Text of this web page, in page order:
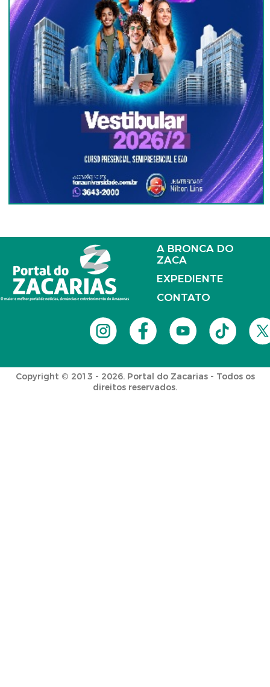
A BRONCA DO
ZACA
EXPEDIENTE
CONTATO
Copyright © 2013 - 2026. Portal do Zacarias - Todos os
direitos reservados.